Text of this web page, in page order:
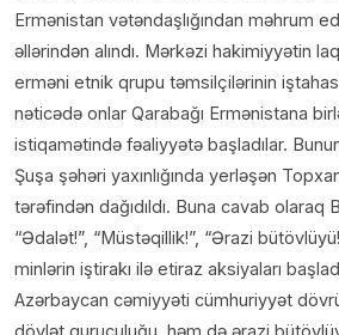
Ermənistan vətəndaşlığından məhrum
əllərindən alındı. Mərkəzi hakimiyyətin
erməni etnik qrupu təmsilçilərinin
nəticədə onlar Qarabağı Ermənistana
istiqamətində fəaliyyətə başladılar.
Şuşa şəhəri yaxınlığında yerləşən
tərəfindən dağıdıldı. Buna cavab olaraq
“Ədalət!”, “Müstəqillik!”, “Ərazi
minlərin iştirakı ilə etiraz aksiyaları
Azərbaycan cəmiyyəti cümhuriyyət
dövlət quruculuğu, həm də ərazi